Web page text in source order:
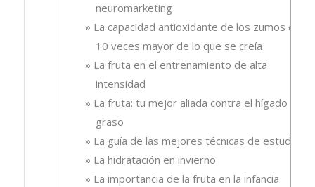
neuromarketing
La capacidad antioxidante de los zumos es
10 veces mayor de lo que se creía
La fruta en el entrenamiento de alta
intensidad
La fruta: tu mejor aliada contra el hígado
graso
La guía de las mejores técnicas de estudio
La hidratación en invierno
La importancia de la fruta en la infancia